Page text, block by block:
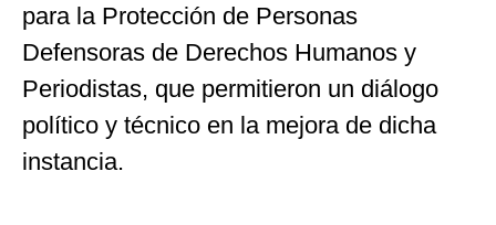
para la Protección de Personas
Defensoras de Derechos Humanos y
Periodistas, que permitieron un diálogo
político y técnico en la mejora de dicha
instancia.